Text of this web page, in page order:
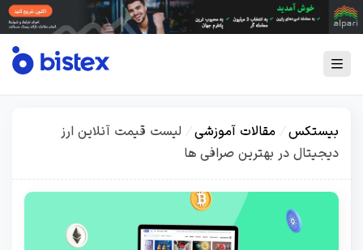
بیستکس مقالات آموزشی
لیست قیمت آنلاین ارز
دیجیتال در بهترین صرافی ها